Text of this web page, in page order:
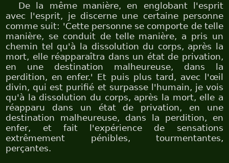
De la même manière, en englobant l'esprit
avec l'esprit, je discerne une certaine personne
comme suit: 'Cette personne se comporte de telle
manière, se conduit de telle manière, a pris un
chemin tel qu'à la dissolution du corps, après la
mort, elle réapparaîtra dans un état de privation,
en une destination malheureuse, dans la
perdition, en enfer.' Et puis plus tard, avec l'œil
divin, qui est purifié et surpasse l'humain, je vois
qu'à la dissolution du corps, après la mort, elle a
réapparu dans un état de privation, en une
destination malheureuse, dans la perdition, en
enfer, et fait l'expérience de sensations
extrêmement pénibles, tourmentantes,
perçantes.